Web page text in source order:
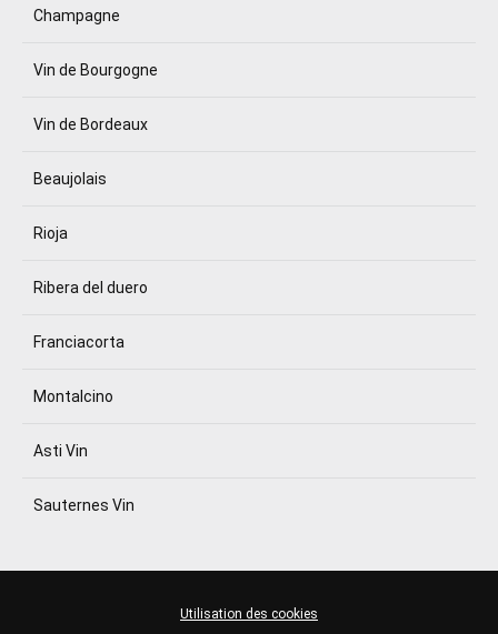
Champagne
Vin de Bourgogne
Vin de Bordeaux
Beaujolais
Rioja
Ribera del duero
Franciacorta
Montalcino
Asti Vin
Sauternes Vin
Utilisation des cookies